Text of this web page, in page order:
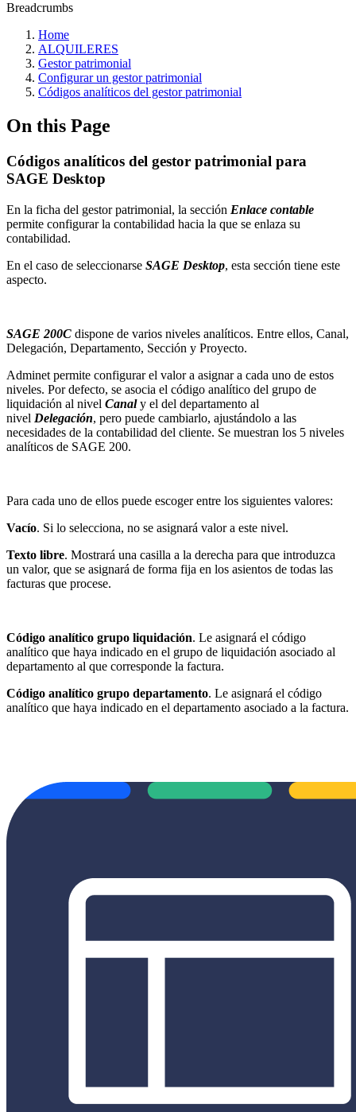
Breadcrumbs
Home
ALQUILERES
Gestor patrimonial
Configurar un gestor patrimonial
Códigos analíticos del gestor patrimonial
On this Page
Códigos analíticos del gestor patrimonial para
SAGE Desktop
En la ficha del gestor patrimonial, la sección Enlace contable
permite configurar la contabilidad hacia la que se enlaza su
contabilidad.
En el caso de seleccionarse SAGE Desktop, esta sección tiene este
aspecto.
SAGE 200C dispone de varios niveles analíticos. Entre ellos, Canal,
Delegación, Departamento, Sección y Proyecto.
Adminet permite configurar el valor a asignar a cada uno de estos
niveles. Por defecto, se asocia el código analítico del grupo de
liquidación al nivel Canaly el del departamento al
nivel Delegación, pero puede cambiarlo, ajustándolo a las
necesidades de la contabilidad del cliente. Se muestran los 5 niveles
analíticos de SAGE 200.
Para cada uno de ellos puede escoger entre los siguientes valores:
Vacío. Si lo selecciona, no se asignará valor a este nivel.
Texto libre. Mostrará una casilla a la derecha para que introduzca
un valor, que se asignará de forma fija en los asientos de todas las
facturas que procese.
Código analítico grupo liquidación. Le asignará el código
analítico que haya indicado en el grupo de liquidación asociado al
departamento al que corresponde la factura.
Código analítico grupo departamento. Le asignará el código
analítico que haya indicado en el departamento asociado a la factura.